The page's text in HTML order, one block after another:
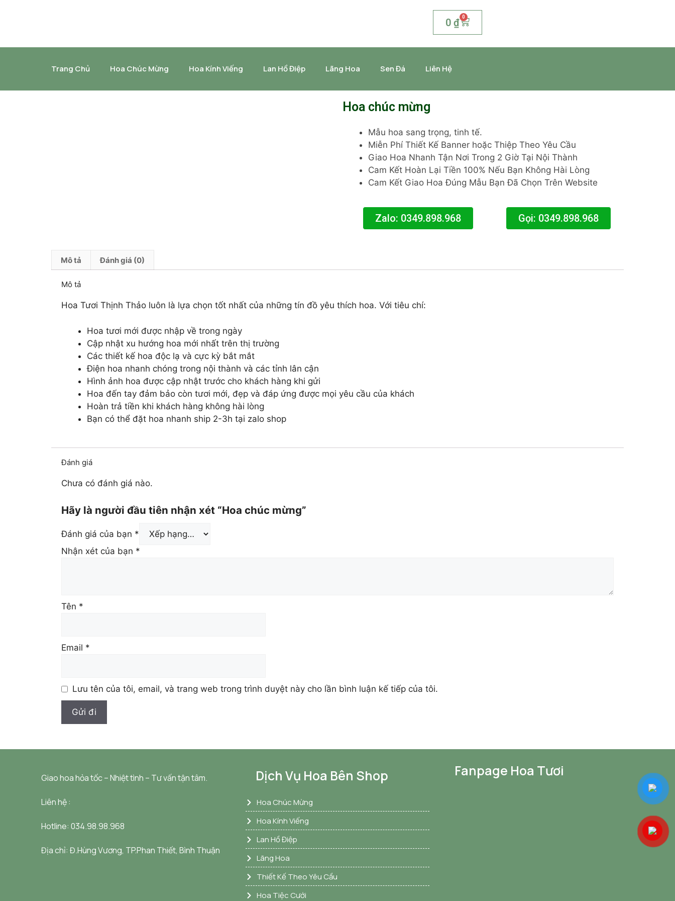
0 ₫ 0
Trang Chủ Hoa Chúc Mừng Hoa Kính Viếng Lan Hồ Điệp Lãng Hoa Sen Đá Liên Hệ
Hoa chúc mừng
Mẫu hoa sang trọng, tinh tế.
Miễn Phí Thiết Kế Banner hoặc Thiệp Theo Yêu Cầu
Giao Hoa Nhanh Tận Nơi Trong 2 Giờ Tại Nội Thành
Cam Kết Hoàn Lại Tiền 100% Nếu Bạn Không Hài Lòng
Cam Kết Giao Hoa Đúng Mẫu Bạn Đã Chọn Trên Website
Zalo: 0349.898.968 Gọi: 0349.898.968
Mô tả Đánh giá (0)
Mô tả
Hoa Tươi Thịnh Thảo luôn là lựa chọn tốt nhất của những tín đồ yêu thích hoa. Với tiêu chí:
Hoa tươi mới được nhập về trong ngày
Cập nhật xu hướng hoa mới nhất trên thị trường
Các thiết kế hoa độc lạ và cực kỳ bắt mắt
Điện hoa nhanh chóng trong nội thành và các tỉnh lân cận
Hình ảnh hoa được cập nhật trước cho khách hàng khi gửi
Hoa đến tay đảm bảo còn tươi mới, đẹp và đáp ứng được mọi yêu cầu của khách
Hoàn trả tiền khi khách hàng không hài lòng
Bạn có thể đặt hoa nhanh ship 2-3h tại zalo shop
Đánh giá
Chưa có đánh giá nào.
Hãy là người đầu tiên nhận xét “Hoa chúc mừng”
Đánh giá của bạn *
Nhận xét của bạn *
Tên *
Email *
Lưu tên của tôi, email, và trang web trong trình duyệt này cho lần bình luận kế tiếp của tôi.
Giao hoa hỏa tốc – Nhiệt tình – Tư vấn tận tâm.
Liên hệ :
Hotline: 034.98.98.968
Địa chỉ: Đ.Hùng Vương, TP.Phan Thiết, Bình Thuận
Dịch Vụ Hoa Bên Shop
Hoa Chúc Mừng
Hoa Kính Viếng
Lan Hồ Điệp
Lãng Hoa
Thiết Kế Theo Yêu Cầu
Hoa Tiệc Cưới
Fanpage Hoa Tươi